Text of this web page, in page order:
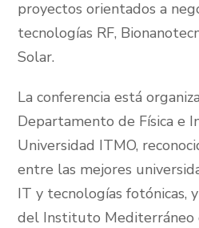
proyectos orientados a
tecnologías RF,
Solar.
La conferencia está
Departamento de Física e
Universidad ITMO,
entre las mejores
IT y tecnologías fotónicas,
del Instituto Mediterráneo